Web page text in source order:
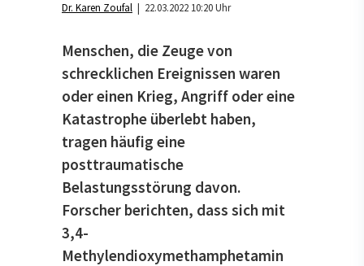
Dr. Karen Zoufal | 22.03.2022 10:20 Uhr
Menschen, die Zeuge von
schrecklichen Ereignissen waren
oder einen Krieg, Angriff oder eine
Katastrophe überlebt haben,
tragen häufig eine
posttraumatische
Belastungsstörung davon.
Forscher berichten, dass sich mit
3,4-
Methylendioxymethamphetamin